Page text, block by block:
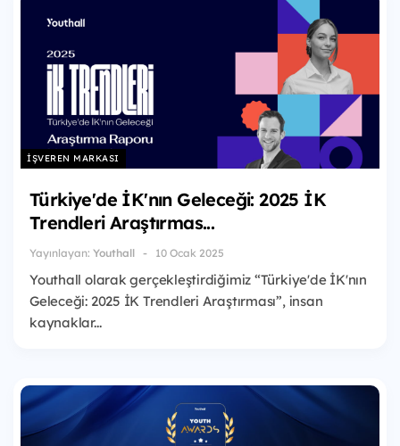
İŞVEREN MARKASI
Türkiye'de İK'nın Geleceği: 2025 İK
Trendleri Araştırmas...
Yayınlayan: Youthall 10 Ocak 2025
Youthall olarak gerçekleştirdiğimiz “Türkiye'de İK'nın
Geleceği: 2025 İK Trendleri Araştırması”, insan
kaynaklar...